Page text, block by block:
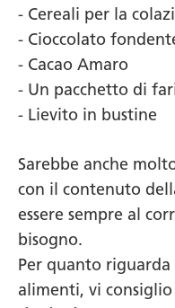
- Cereali per la
- Cioccolato
- Cacao Amaro
- Un pacchetto di
- Lievito in bustine
Sarebbe anche
con il contenuto
essere sempre al
bisogno.
Per quanto riguarda
alimenti, vi